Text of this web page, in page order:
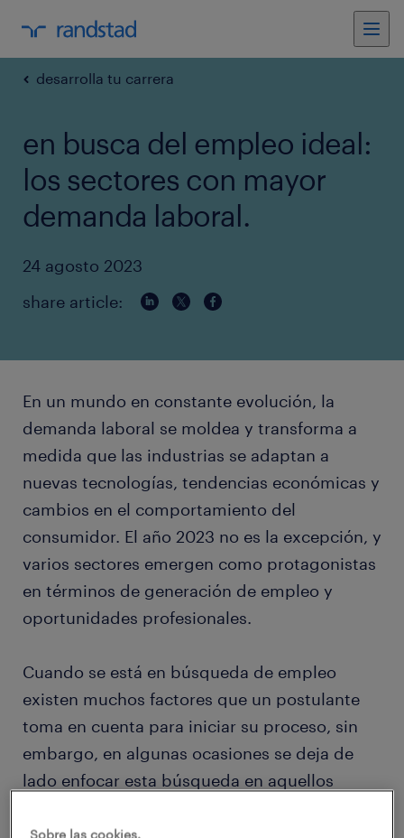
desarrolla tu carrera
en busca del empleo ideal:
los sectores con mayor
demanda laboral.
24 agosto 2023
share article:
En un mundo en constante evolución, la
demanda laboral se moldea y transforma a
medida que las industrias se adaptan a
nuevas tecnologías, tendencias económicas y
cambios en el comportamiento del
consumidor. El año 2023 no es la excepción, y
varios sectores emergen como protagonistas
en términos de generación de empleo y
oportunidades profesionales.
Cuando se está en búsqueda de empleo
existen muchos factores que un postulante
toma en cuenta para iniciar su proceso, sin
embargo, en algunas ocasiones se deja de
lado enfocar esta búsqueda en aquellos
Sobre las cookies.